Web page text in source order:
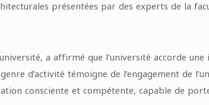
présentées par des experts de la
a affirmé que l’université accorde
d’activité témoigne de l’engagement de
consciente et compétente, capable de